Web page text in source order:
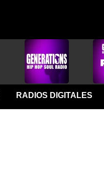
RADIOS DIGITALES